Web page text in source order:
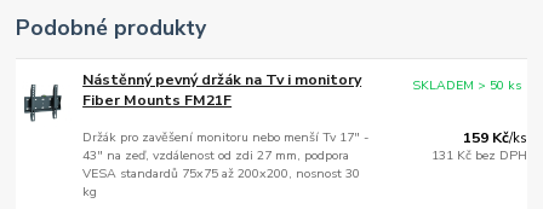
Podobné produkty
Nástěnný pevný držák na Tv i monitory
Fiber Mounts FM21F
Držák pro zavěšení monitoru nebo menší Tv 17" -
43" na zeď, vzdálenost od zdi 27 mm, podpora
VESA standardů 75x75 až 200x200, nosnost 30
kg
159 Kč/ks
131 Kč bez DPH
SKLADEM > 50 ks